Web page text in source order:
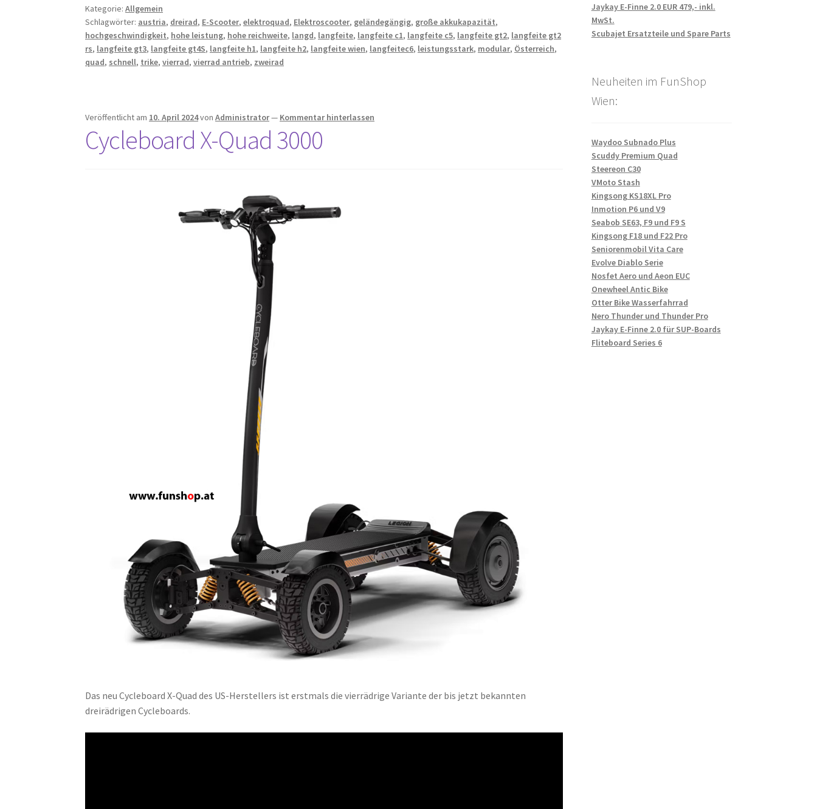
Kategorie:Allgemein
Schlagwörter: austria, dreirad, E-Scooter,elektroquad, Elektroscooter, geländegängig, große akkukapazität,
hochgeschwindigkeit, hohe leistung, hohe reichweite, langd, langfeite, langfeite c1, langfeite c5, langfeite gt2, langfeite gt2
rs, langfeite gt3, langfeite gt4S, langfeite h1, langfeite h2, langfeite wien, langfeitec6, leistungsstark, modular, Österreich,
quad, schnell, trike,vierrad,vierrad antrieb, zweirad
Veröffentlicht am 10. April 2024vonAdministrator— Kommentar hinterlassen
Cycleboard X-Quad 3000
Das neu Cycleboard X-Quad des US-Herstellers ist erstmals die vierrädrige Variante der bis jetzt bekannten
dreirädrigen Cycleboards.
Jaykay E-Finne 2.0 EUR 479,- inkl.
MwSt.
Scubajet Ersatzteile und Spare Parts
Neuheiten im FunShop
Wien:
Waydoo Subnado Plus
Scuddy Premium Quad
Steereon C30
VMoto Stash
Kingsong KS18XL Pro
Inmotion P6 und V9
Seabob SE63, F9 und F9 S
Kingsong F18 und F22 Pro
Seniorenmobil Vita Care
Evolve Diablo Serie
Nosfet Aero und Aeon EUC
Onewheel Antic Bike
Otter Bike Wasserfahrrad
Nero Thunder und Thunder Pro
Jaykay E-Finne 2.0 für SUP-Boards
Fliteboard Series 6